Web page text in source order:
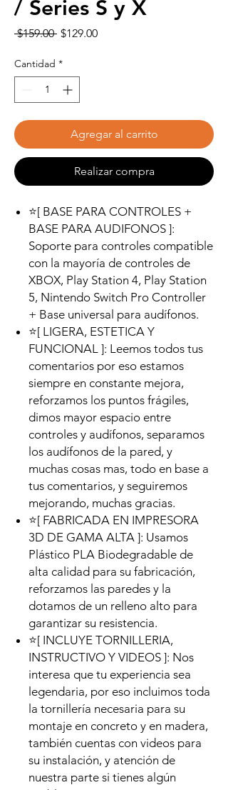
/ Series S y X
$159.00 Precio
$129.00Precio
Cantidad *
Agregar al carrito
Realizar compra
⭐[ BASE PARA CONTROLES +
BASE PARA AUDIFONOS ]:
Soporte para controles compatible
con la mayoría de controles de
XBOX, Play Station 4, Play Station
5, Nintendo Switch Pro Controller
+ Base universal para audífonos.
⭐[ LIGERA, ESTETICA Y
FUNCIONAL ]: Leemos todos tus
comentarios por eso estamos
siempre en constante mejora,
reforzamos los puntos frágiles,
dimos mayor espacio entre
controles y audífonos, separamos
los audífonos de la pared, y
muchas cosas mas, todo en base a
tus comentarios, y seguiremos
mejorando, muchas gracias.
⭐[ FABRICADA EN IMPRESORA
3D DE GAMA ALTA ]: Usamos
Plástico PLA Biodegradable de
alta calidad para su fabricación,
reforzamos las paredes y la
dotamos de un relleno alto para
garantizar su resistencia.
⭐[ INCLUYE TORNILLERIA,
INSTRUCTIVO Y VIDEOS ]: Nos
interesa que tu experiencia sea
legendaria, por eso incluimos toda
la tornillería necesaria para su
montaje en concreto y en madera,
también cuentas con videos para
su instalación, y atención de
nuestra parte si tienes algún